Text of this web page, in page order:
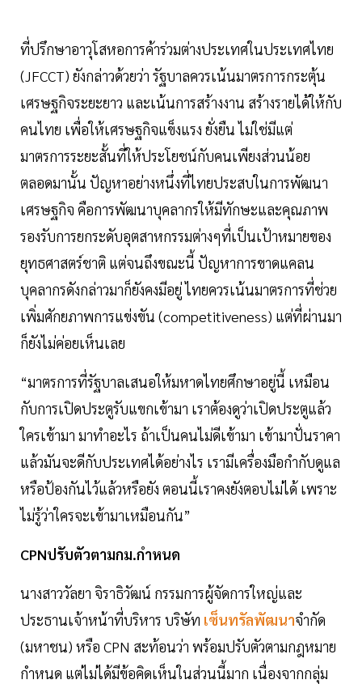
ที่ปรึกษาอาวุโสหอการค้าร่วมต่างประเทศในประเทศไทย
(JFCCT) ยังกล่าวด้วยว่า รัฐบาลควรเน้นมาตรการกระตุ้น
เศรษฐกิจระยะยาว และเน้นการสร้างงาน สร้างรายได้ให้กับ
คนไทย เพื่อให้เศรษฐกิจแข็งแรง ยั่งยืน ไม่ใช่มีแต่
มาตรการระยะสั้นที่ให้ประโยชน์กับคนเพียงส่วนน้อย
ตลอดมานั้น ปัญหาอย่างหนึ่งที่ไทยประสบในการพัฒนา
เศรษฐกิจ คือการพัฒนาบุคลากรให้มีทักษะและคุณภาพ
รองรับการยกระดับอุตสาหกรรมต่างๆที่เป็นเป้าหมายของ
ยุทธศาสตร์ชาติ แต่จนถึงขณะนี้ ปัญหาการขาดแคลน
บุคลากรดังกล่าวมาก็ยังคงมีอยู่ ไทยควรเน้นมาตรการที่ช่วย
เพิ่มศักยภาพการแข่งขัน (competitiveness) แต่ที่ผ่านมา
ก็ยังไม่ค่อยเห็นเลย
“มาตรการที่รัฐบาลเสนอให้มหาดไทยศึกษาอยู่นี้ เหมือน
กับการเปิดประตูรับแขกเข้ามา เราต้องดูว่าเปิดประตูแล้ว
ใครเข้ามา มาทำอะไร ถ้าเป็นคนไม่ดีเข้ามา เข้ามาปั่นราคา
แล้วมันจะดีกับประเทศได้อย่างไร เรามีเครื่องมือกำกับดูแล
หรือป้องกันไว้แล้วหรือยัง ตอนนี้เราคงยังตอบไม่ได้ เพราะ
ไม่รู้ว่าใครจะเข้ามาเหมือนกัน”
CPNปรับตัวตามกม.กำหนด
นางสาววัลยา จิราธิวัฒน์ กรรมการผู้จัดการใหญ่และ
ประธานเจ้าหน้าที่บริหาร บริษัท เซ็นทรัลพัฒนาจำกัด
(มหาชน) หรือ CPN สะท้อนว่า พร้อมปรับตัวตามกฎหมาย
กำหนด แต่ไม่ได้มีข้อคิดเห็นในส่วนนี้มาก เนื่องจากกลุ่ม